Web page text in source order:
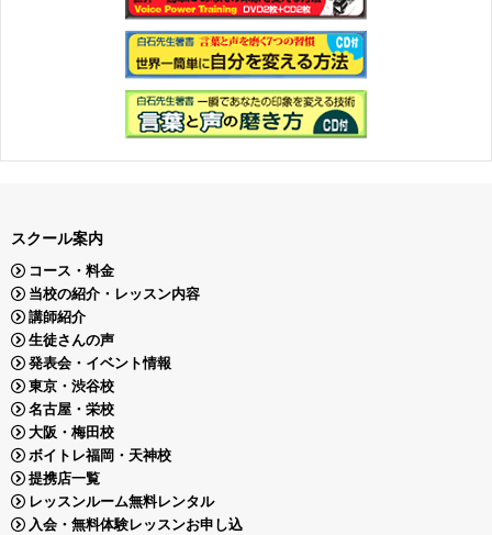
スクール案内
コース・料金
当校の紹介・レッスン内容
講師紹介
生徒さんの声
発表会・イベント情報
東京・渋谷校
名古屋・栄校
大阪・梅田校
ボイトレ福岡・天神校
提携店一覧
レッスンルーム無料レンタル
入会・無料体験レッスンお申し込